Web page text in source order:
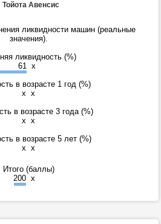
Тойота Авенсис
ликвидности машин (реальные
значения).
ликвидность (%)
61 x
в возрасте 1 год (%)
x x
в возрасте 3 года (%)
x x
в возрасте 5 лет (%)
x x
Итого (баллы)
200 x